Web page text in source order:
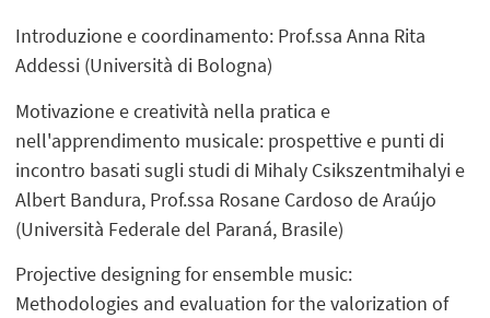
Introduzione e coordinamento: Prof.ssa Anna Rita
Addessi (Università di Bologna)
Motivazione e creatività nella pratica e
nell'apprendimento musicale: prospettive e punti di
incontro basati sugli studi di Mihaly Csikszentmihalyi e
Albert Bandura, Prof.ssa Rosane Cardoso de Araújo
(Università Federale del Paraná, Brasile)
Projective designing for ensemble music:
Methodologies and evaluation for the valorization of